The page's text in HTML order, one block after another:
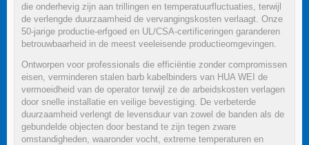
die onderhevig zijn aan trillingen en temperatuurfluctuaties, terwijl
de verlengde duurzaamheid de vervangingskosten verlaagt. Onze
50-jarige productie-erfgoed en UL/CSA-certificeringen garanderen
betrouwbaarheid in de meest veeleisende productieomgevingen.
Ontworpen voor professionals die efficiëntie zonder compromissen
eisen, verminderen stalen barb kabelbinders van HUA WEI de
vermoeidheid van de operator terwijl ze de arbeidskosten verlagen
door snelle installatie en veilige bevestiging. De verbeterde
duurzaamheid verlengt de levensduur van zowel de banden als de
gebundelde objecten door bestand te zijn tegen zware
omstandigheden, waaronder vocht, extreme temperaturen en